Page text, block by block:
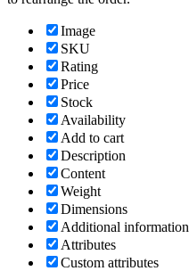
Image
SKU
Rating
Price
Stock
Availability
Add to cart
Description
Content
Weight
Dimensions
Additional information
Attributes
Custom attributes